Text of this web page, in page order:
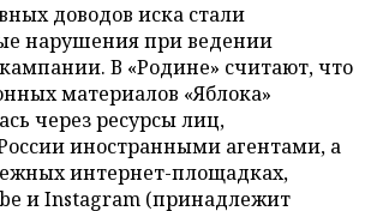
доводов иска стали
нарушения при ведении
В «Родине» считают, что
материалов «Яблока»
через ресурсы лиц,
иностранными агентами, а
интернет-площадках,
и Instagram (принадлежит